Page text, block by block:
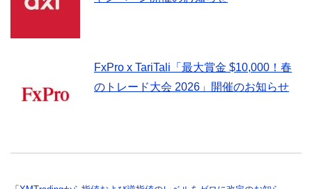
FxPro x TariTali「最大賞金 $10,000！春
のトレード大会 2026」開催のお知らせ